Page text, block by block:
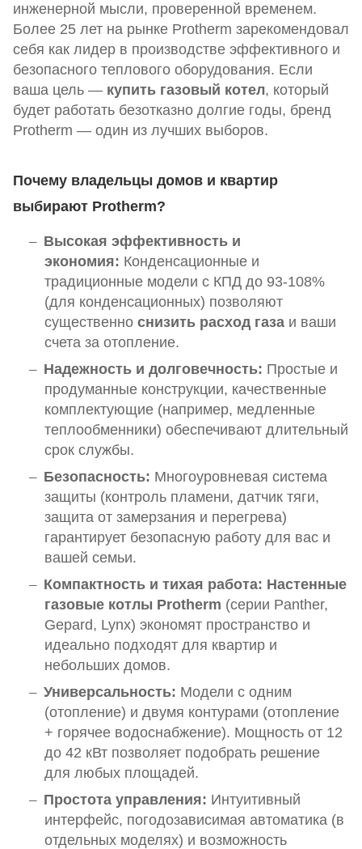
инженерной мысли, проверенной временем.
Более 25 лет на рынке Protherm зарекомендовал
себя как лидер в производстве эффективного и
безопасного теплового оборудования. Если
ваша цель — купить газовый котел, который
будет работать безотказно долгие годы, бренд
Protherm — один из лучших выборов.
Почему владельцы домов и квартир
выбирают Protherm?
Высокая эффективность и
экономия: Конденсационные и
традиционные модели с КПД до 93-108%
(для конденсационных) позволяют
существенно снизить расход газа и ваши
счета за отопление.
Надежность и долговечность: Простые и
продуманные конструкции, качественные
комплектующие (например, медленные
теплообменники) обеспечивают длительный
срок службы.
Безопасность: Многоуровневая система
защиты (контроль пламени, датчик тяги,
защита от замерзания и перегрева)
гарантирует безопасную работу для вас и
вашей семьи.
Компактность и тихая работа: Настенные
газовые котлы Protherm (серии Panther,
Gepard, Lynx) экономят пространство и
идеально подходят для квартир и
небольших домов.
Универсальность: Модели с одним
(отопление) и двумя контурами (отопление
+ горячее водоснабжение). Мощность от 12
до 42 кВт позволяет подобрать решение
для любых площадей.
Простота управления: Интуитивный
интерфейс, погодозависимая автоматика (в
отдельных моделях) и возможность